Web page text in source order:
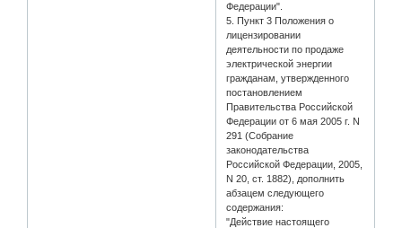
Федерации".
5. Пункт 3 Положения о
лицензировании
деятельности по продаже
электрической энергии
гражданам, утвержденного
постановлением
Правительства Российской
Федерации от 6 мая 2005 г. N
291 (Собрание
законодательства
Российской Федерации, 2005,
N 20, ст. 1882), дополнить
абзацем следующего
содержания:
"Действие настоящего